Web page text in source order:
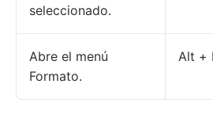
seleccionado.
Abre el menú
Formato.
Alt +